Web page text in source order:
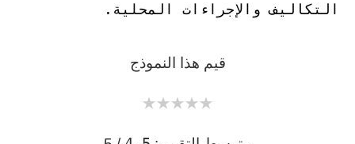
التكاليف والإجراءات المحلية.
قيم هذا النموذج
★
★
★
★
★